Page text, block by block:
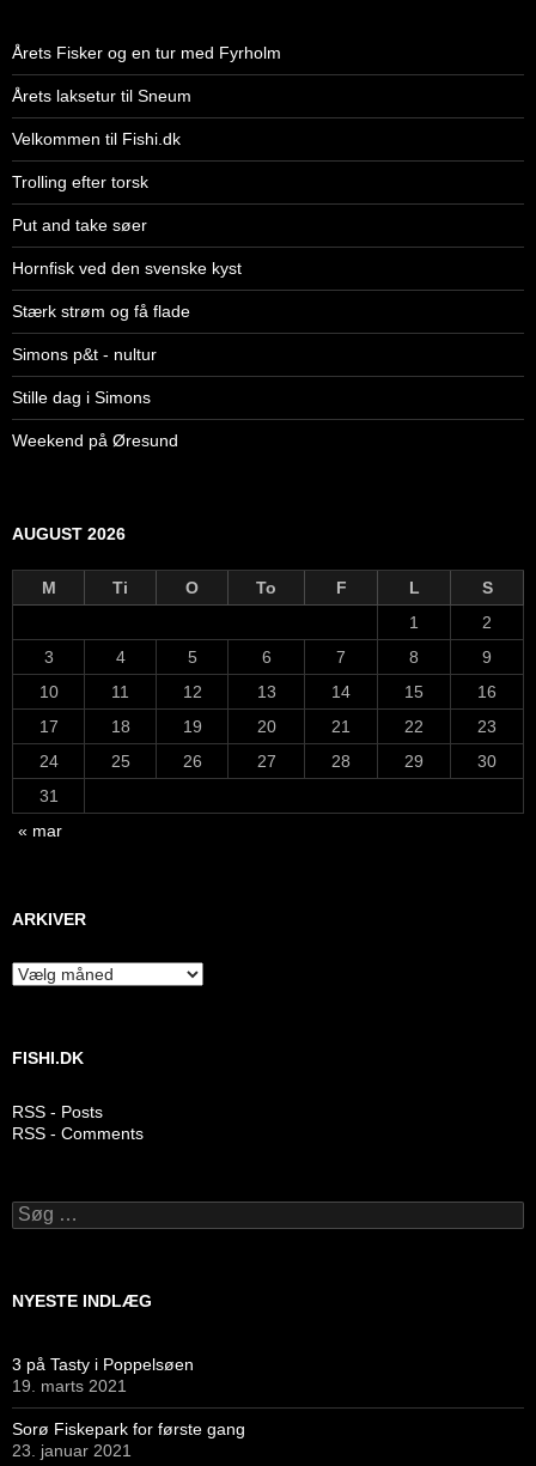
Årets Fisker og en tur med Fyrholm
Årets laksetur til Sneum
Velkommen til Fishi.dk
Trolling efter torsk
Put and take søer
Hornfisk ved den svenske kyst
Stærk strøm og få flade
Simons p&t - nultur
Stille dag i Simons
Weekend på Øresund
AUGUST 2026
M Ti O To F L
S
1
2
3
4 5 6 7 8
9
10
11 12 13 14 15
16
17
18 19 20 21 22
23
24
25 26 27 28 29
30
31
« mar
ARKIVER
Arkiver
FISHI.DK
RSS - Posts
RSS - Comments
Søg
efter:
NYESTE INDLÆG
3 på Tasty i Poppelsøen
19. marts 2021
Sorø Fiskepark for første gang
23. januar 2021